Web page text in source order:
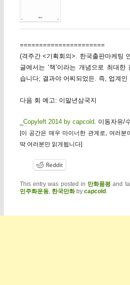
======================
(격주간 <기획회의>. 한국출판마케팅
글에서는 ‘책’이라는 개념으로 최대한
습니다; 결과야 어찌되었든. 즉, 업계인
다음 회 예고: 이말년삼국지
Copyleft 2014 by capcold. 이동자유/
[이 공간은 매우 마이너한 관계로, 여러분
딱 여러분만 읽게됩니다]
Reddit
This entry was posted in 만화품평 and
민주화운동, 한국만화by capcold.